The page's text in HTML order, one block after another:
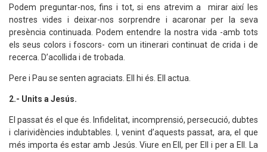
Podem preguntar-nos, fins i tot, si ens atrevim a mirar així les
nostres vides i deixar-nos sorprendre i acaronar per la seva
presència continuada. Podem entendre la nostra vida -amb tots
els seus colors i foscors- com un itinerari continuat de crida i de
recerca. D’acollida i de trobada.
Pere i Pau se senten agraciats. Ell hi és. Ell actua.
2.- Units a Jesús.
El passat és el que és. Infidelitat, incomprensió, persecució, dubtes
i clarividències indubtables. I, venint d’aquests passat, ara, el que
més importa és estar amb Jesús. Viure en Ell, per Ell i per a Ell. La